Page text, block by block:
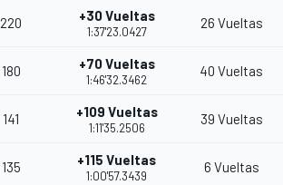
220 +30 Vueltas
1:37'23.0427
26 Vueltas
180 +70 Vueltas
1:46'32.3462
40 Vueltas
141 +109 Vueltas
1:11'35.2506
39 Vueltas
135 +115 Vueltas
1:00'57.3439
6 Vueltas